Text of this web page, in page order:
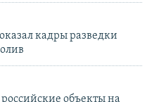
кадры разведки
объекты на